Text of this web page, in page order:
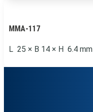
MMA-117
L 25 × B 14 × H 6.4 mm